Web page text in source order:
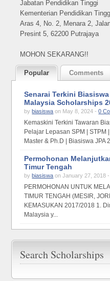
Jabatan Pendidikan Tinggi
Kementerian Pendidikan
Aras 4, No. 2, Menara 2,
Presint 5, 62200 Putrajaya
MOHON SEKARANG!!
Popular Comments
Senarai Terkini
Malaysia Scholarships
bybiasiswa on May 8, 2024 -0
Kemaskini Terkini Tawaran
Pelajar Lepasan SPM | STPM
Master & Ph.D | Biasiswa JPA
Permohonan
Timur Tengah
bybiasiswa on January 27, 2018
PERMOHONAN UNTUK
TIMUR TENGAH (MESIR,
KEMASUKAN 2017/2018 1.
Malaysia y...
Search Scholarships